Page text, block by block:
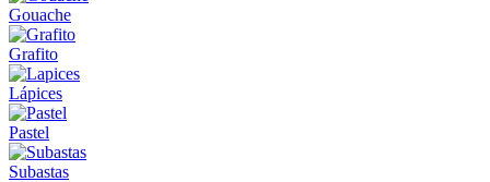
Gouache
Grafito
Lápices
Pastel
Subastas